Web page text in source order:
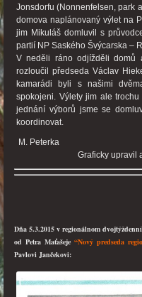
Jonsdorfu (Nonnenfelsen, park
domova naplánovaný výlet na
jim Mikuláš domluvil s
partií NP Saského Švýcarska –
V neděli ráno odjížděli domů
rozloučil předseda Václav
kamarádi byli s našimi
spokojeni. Výlety jim ale
jednání výborů jsme se
koordinovat.
M. Peterka
Graficky upravil
Dňa 5.3.2015 v regionálnom
od Petra Maťašeje“Nový predseda
Pavlovi Jančekovi: